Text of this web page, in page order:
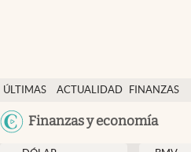
ÚLTIMAS
NOTICIAS
ACTUALIDAD
FINANZAS
Finanzas y economía
Actualidad
Finanzas y economía